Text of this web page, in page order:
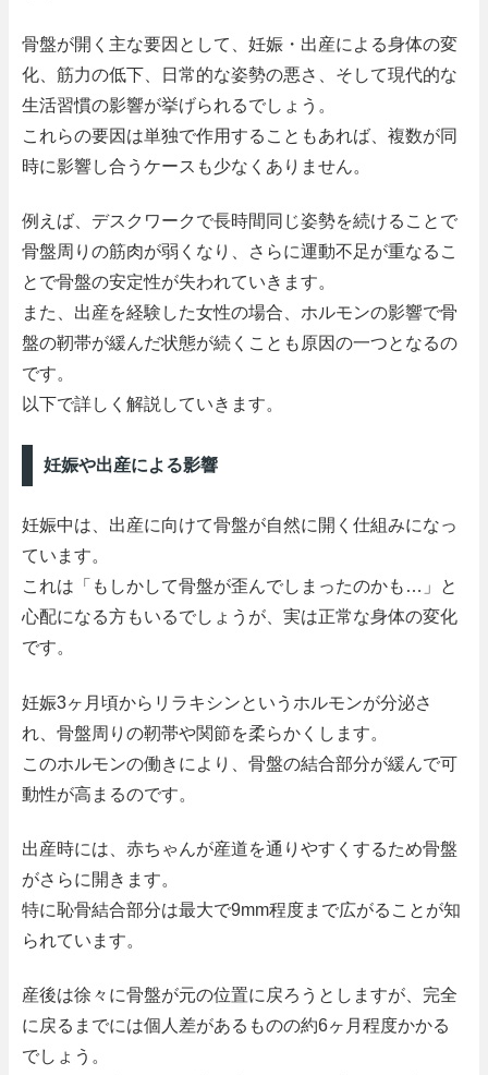
骨盤が開く主な要因として、妊娠・出産による身体の変
化、筋力の低下、日常的な姿勢の悪さ、そして現代的な
生活習慣の影響が挙げられるでしょう。
これらの要因は単独で作用することもあれば、複数が同
時に影響し合うケースも少なくありません。
例えば、デスクワークで長時間同じ姿勢を続けることで
骨盤周りの筋肉が弱くなり、さらに運動不足が重なるこ
とで骨盤の安定性が失われていきます。
また、出産を経験した女性の場合、ホルモンの影響で骨
盤の靭帯が緩んだ状態が続くことも原因の一つとなるの
です。
以下で詳しく解説していきます。
妊娠や出産による影響
妊娠中は、出産に向けて骨盤が自然に開く仕組みになっ
ています。
これは「もしかして骨盤が歪んでしまったのかも…」と
心配になる方もいるでしょうが、実は正常な身体の変化
です。
妊娠3ヶ月頃からリラキシンというホルモンが分泌さ
れ、骨盤周りの靭帯や関節を柔らかくします。
このホルモンの働きにより、骨盤の結合部分が緩んで可
動性が高まるのです。
出産時には、赤ちゃんが産道を通りやすくするため骨盤
がさらに開きます。
特に恥骨結合部分は最大で9mm程度まで広がることが知
られています。
産後は徐々に骨盤が元の位置に戻ろうとしますが、完全
に戻るまでには個人差があるものの約6ヶ月程度かかる
でしょう。